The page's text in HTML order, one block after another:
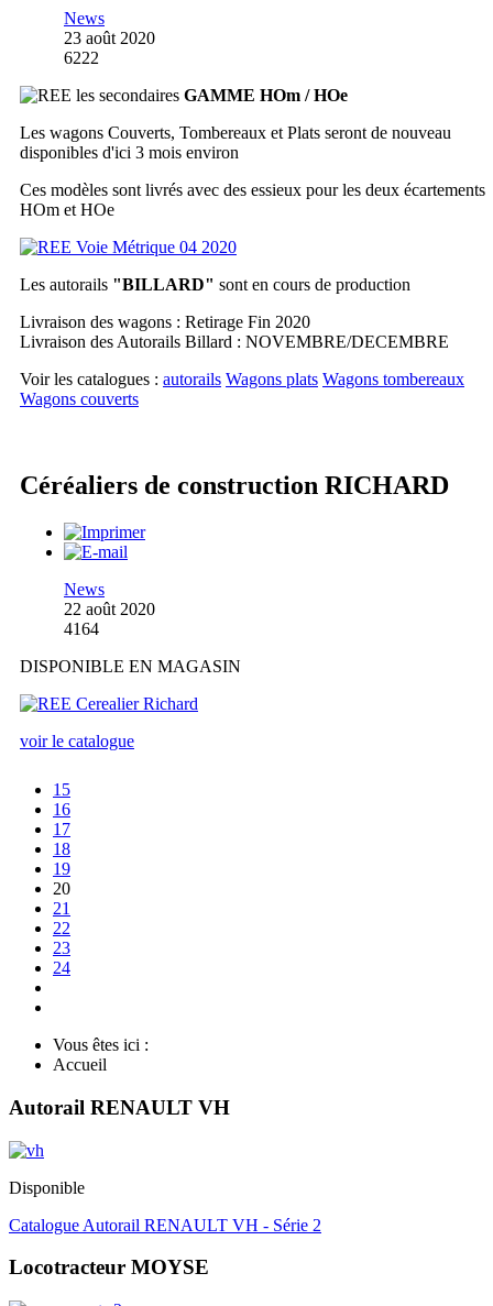
News
23 août 2020
6222
GAMME HOm / HOe
Les wagons Couverts, Tombereaux et Plats seront de nouveau
disponibles d'ici 3 mois environ
Ces modèles sont livrés avec des essieux pour les deux écartements
HOm et HOe
Les autorails "BILLARD" sont en cours de production
Livraison des wagons : Retirage Fin 2020
Livraison des Autorails Billard : NOVEMBRE/DECEMBRE
Voir les catalogues : autorails Wagons plats Wagons tombereaux
Wagons couverts
Céréaliers de construction RICHARD
News
22 août 2020
4164
DISPONIBLE EN MAGASIN
voir le catalogue
15
16
17
18
19
20
21
22
23
24
Vous êtes ici :
Accueil
Autorail RENAULT VH
Disponible
Catalogue Autorail RENAULT VH - Série 2
Locotracteur MOYSE